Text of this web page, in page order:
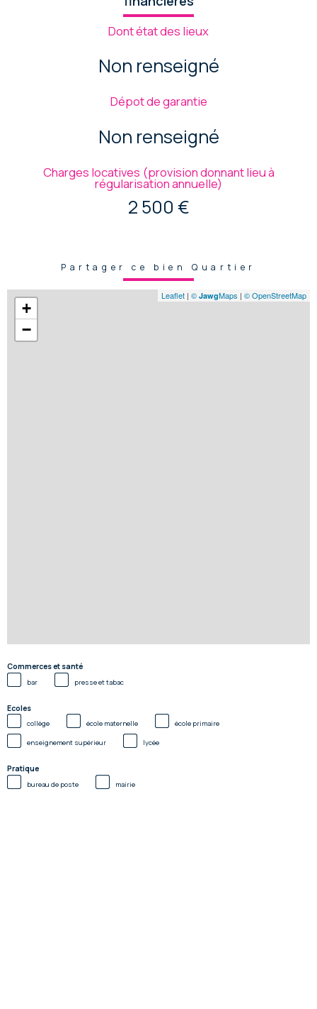
Dont état des lieux
Non renseigné
Dépot de garantie
Non renseigné
Charges locatives (provision donnant lieu à
régularisation annuelle)
2 500 €
Partager ce bien Quartier
+
−
Leaflet | © JawgMaps | © OpenStreetMap
Commerces et santé
bar presse et tabac
Ecoles
collège école maternelle école primaire
enseignement supérieur lycée
Pratique
bureau de poste mairie